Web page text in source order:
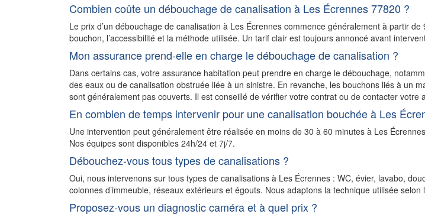
Combien coûte un débouchage de canalisation à Les Écrennes 77820 ?
Le prix d’un débouchage de canalisation à Les Écrennes commence généralement à partir
bouchon, l’accessibilité et la méthode utilisée. Un tarif clair est toujours annoncé avant
Mon assurance prend-elle en charge le débouchage de canalisation ?
Dans certains cas, votre assurance habitation peut prendre en charge le débouchage,
des eaux ou de canalisation obstruée liée à un sinistre. En revanche, les bouchons liés à un
sont généralement pas couverts. Il est conseillé de vérifier votre contrat ou de contacter votre
En combien de temps intervenir pour une canalisation bouchée à Les
Une intervention peut généralement être réalisée en moins de 30 à 60 minutes à Les
Nos équipes sont disponibles 24h/24 et 7j/7.
Débouchez-vous tous types de canalisations ?
Oui, nous intervenons sur tous types de canalisations à Les Écrennes : WC, évier, lavabo,
colonnes d’immeuble, réseaux extérieurs et égouts. Nous adaptons la technique utilisée selon
Proposez-vous un diagnostic caméra et à quel prix ?